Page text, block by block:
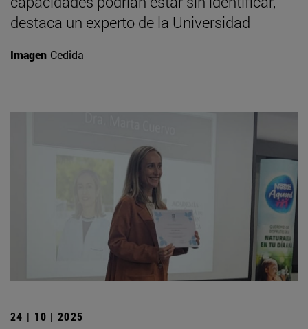
destaca un experto de la Universidad
Imagen Cedida
24 | 10 | 2025